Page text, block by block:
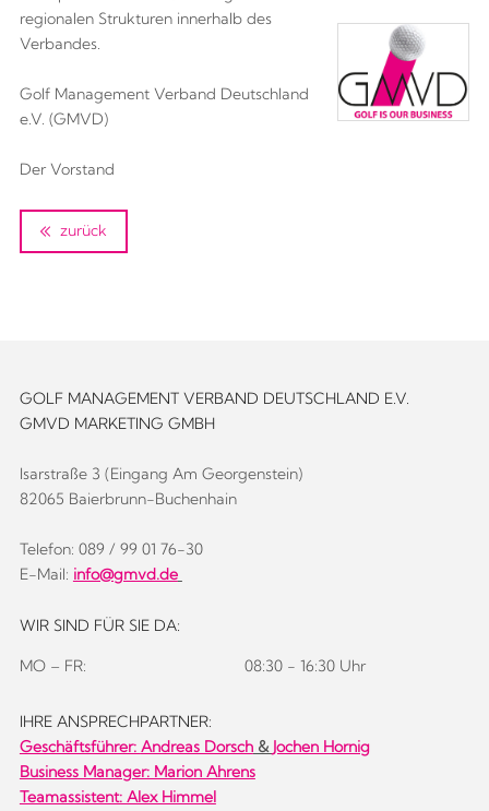
regionalen Strukturen innerhalb des
Verbandes.
Golf Management Verband Deutschland
e.V. (GMVD)
Der Vorstand
zurück
GOLF MANAGEMENT VERBAND DEUTSCHLAND E.V.
GMVD MARKETING GMBH
Isarstraße 3 (Eingang Am Georgenstein)
82065 Baierbrunn-Buchenhain
Telefon: 089 / 99 01 76-30
E-Mail: info@gmvd.de
WIR SIND FÜR SIE DA:
MO – FR: 08:30 - 16:30 Uhr
IHRE ANSPRECHPARTNER:
Geschäftsführer: Andreas Dorsch& Jochen Hornig
Business Manager: Marion Ahrens
Teamassistent: Alex Himmel